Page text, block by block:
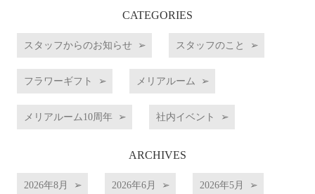
CATEGORIES
スタッフからのお知らせ スタッフのこと
フラワーギフト メリアルーム
メリアルーム10周年 社内イベント
ARCHIVES
2026年8月 2026年6月 2026年5月